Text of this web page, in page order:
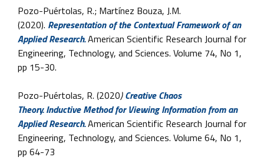
Pozo-Puértolas, R.; Martínez Bouza, J.M.
(2020). Representation of the Contextual Framework of an
Applied Research.American Scientific Research Journal for
Engineering, Technology, and Sciences. Volume 74, No 1,
pp 15-30.
Pozo-Puértolas, R. (2020) Creative Chaos
Theory. Inductive Method for Viewing Information from an
Applied Research.American Scientific Research Journal for
Engineering, Technology, and Sciences. Volume 64, No 1,
pp 64-73